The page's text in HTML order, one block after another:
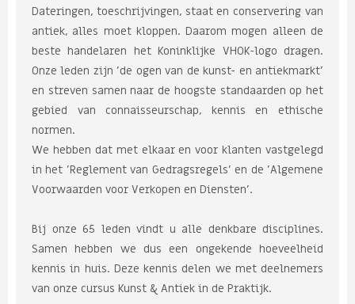
Dateringen, toeschrijvingen, staat en conservering van
antiek, alles moet kloppen. Daarom mogen alleen de
beste handelaren het Koninklijke VHOK-logo dragen.
Onze leden zijn 'de ogen van de kunst- en antiekmarkt'
en streven samen naar de hoogste standaarden op het
gebied van connaisseurschap, kennis en ethische
normen.
We hebben dat met elkaar en voor klanten vastgelegd
in het 'Reglement van Gedragsregels' en de 'Algemene
Voorwaarden voor Verkopen en Diensten'.
Bij onze 65 leden vindt u alle denkbare disciplines.
Samen hebben we dus een ongekende hoeveelheid
kennis in huis. Deze kennis delen we met deelnemers
van onze cursus Kunst & Antiek in de Praktijk.